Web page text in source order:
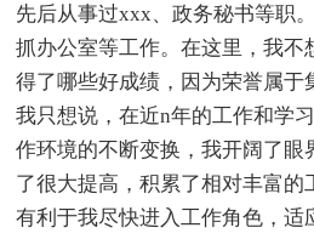
先后从事过xxx、政务秘书等职
抓办公室等工作。在这里，我不
得了哪些好成绩，因为荣誉属于
我只想说，在近n年的工作和学
作环境的不断变换，我开阔了眼
了很大提高，积累了相对丰富的
有利于我尽快进入工作角色，适